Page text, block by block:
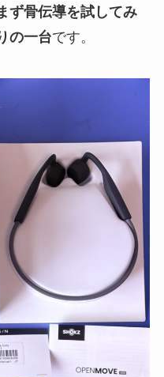
ず骨伝導を試してみ
の一台です。